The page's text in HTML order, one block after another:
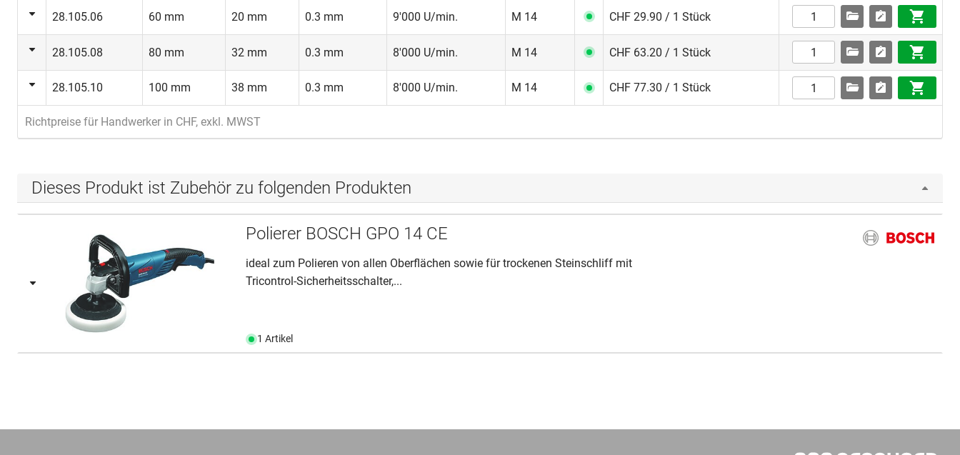
28.105.06 60 mm 20 mm 0.3 mm 9'000 U/min. M 14 CHF 29.90 / 1 Stück
28.105.08 80 mm 32 mm 0.3 mm 8'000 U/min. M 14 CHF 63.20 / 1 Stück
28.105.10 100 mm 38 mm 0.3 mm 8'000 U/min. M 14 CHF 77.30 / 1 Stück
Richtpreise für Handwerker in CHF, exkl. MWST
Dieses Produkt ist Zubehör zu folgenden Produkten
Polierer BOSCH GPO 14 CE
ideal zum Polieren von allen Oberflächen sowie für trockenen Steinschliff mit
Tricontrol-Sicherheitsschalter,...
1 Artikel